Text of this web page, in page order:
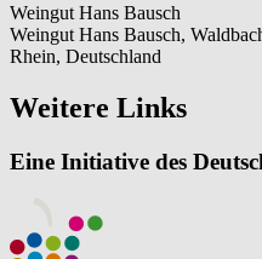
Weingut Hans Bausch
Weingut Hans Bausch,
Rhein, Deutschland
Weitere Links
Eine Initiative des